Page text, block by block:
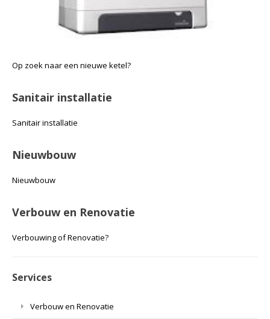
Op zoek naar een nieuwe ketel?
Sanitair installatie
Sanitair installatie
Nieuwbouw
Nieuwbouw
Verbouw en Renovatie
Verbouwing of Renovatie?
Services
Verbouw en Renovatie